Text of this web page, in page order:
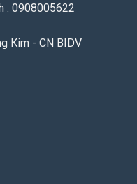
: 0908005622
Kim - CN BIDV